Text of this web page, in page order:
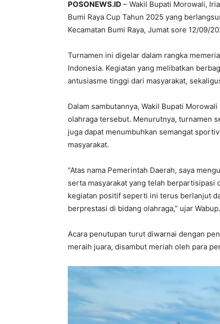
POSONEWS.ID – Wakil Bupati Morowali,
Bumi Raya Cup Tahun 2025 yang
Kecamatan Bumi Raya, Jumat sore 12/09/
Turnamen ini digelar dalam rangka
Indonesia. Kegiatan yang melibatkan
antusiasme tinggi dari masyarakat,
Dalam sambutannya, Wakil Bupati
olahraga tersebut. Menurutnya, turnamen
juga dapat menumbuhkan semangat
masyarakat.
“Atas nama Pemerintah Daerah, saya
serta masyarakat yang telah berpartisipasi
kegiatan positif seperti ini terus berlanjut
berprestasi di bidang olahraga,” ujar Wabup.
Acara penutupan turut diwarnai dengan
meraih juara, disambut meriah oleh para